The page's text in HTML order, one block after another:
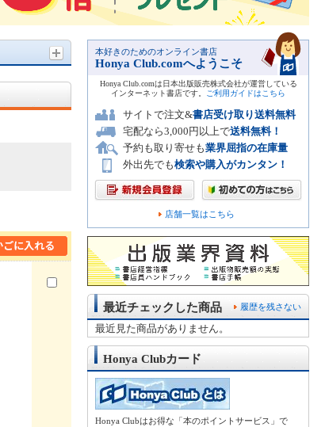
本好きのためのオンライン書店
Honya Club.comへようこそ
Honya Club.comは日本出版販売株式会社が運営している
インターネット書店です。
ご利用ガイドはこちら
サイトで注文&書店受け取り送料無料
宅配なら3,000円以上で送料無料！
予約も取り寄せも業界屈指の在庫量
外出先でも検索や購入がカンタン！
店舗一覧はこちら
履歴を残さない
最近チェックした商品
最近見た商品がありません。
Honya Clubカード
Honya Clubはお得な「本のポイントサービス」で